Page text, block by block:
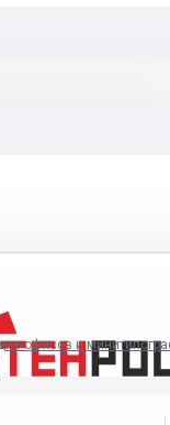
офисов и